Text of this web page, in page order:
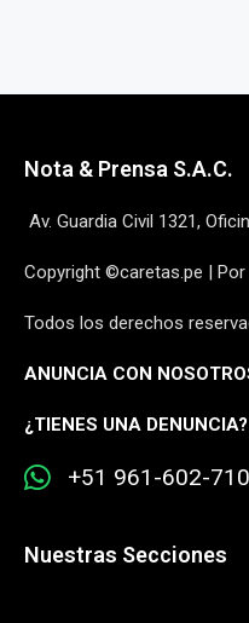
Nota & Prensa S.A.C.
Av. Guardia Civil 1321,
Copyright ©caretas.pe | Por
Todos los derechos
ANUNCIA CON
¿TIENES UNA
+51 961-602-710
Nuestras Secciones